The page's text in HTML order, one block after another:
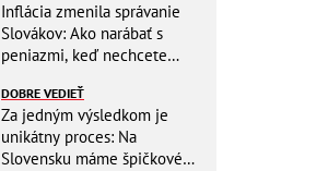
Inflácia zmenila správanie
Slovákov: Ako narábať s
peniazmi, keď nechcete
DOBRE VEDIEŤ
Za jedným výsledkom je
unikátny proces: Na
Slovensku máme špičkové